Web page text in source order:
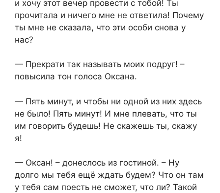
и хочу этот вечер провести с тобой! Ты
прочитала и ничего мне не ответила! Почему
ты мне не сказала, что эти особи снова у
нас?
— Прекрати так называть моих подруг! –
повысила тон голоса Оксана.
— Пять минут, и чтобы ни одной из них здесь
не было! Пять минут! И мне плевать, что ты
им говорить будешь! Не скажешь ты, скажу
я!
— Оксан! – донеслось из гостиной. – Ну
долго мы тебя ещё ждать будем? Что он там
у тебя сам поесть не сможет, что ли? Такой